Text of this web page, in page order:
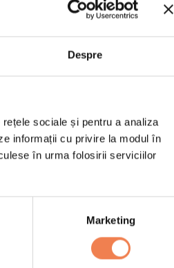
Despre
sociale și pentru a analiza
informații cu privire la modul în
în urma folosirii serviciilor
Marketing